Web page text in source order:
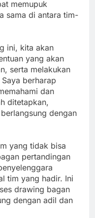
memupuk
sama di antara tim-
ini, kita akan
yang akan
serta melakukan
berharap
dan
ditetapkan,
dengan
yang tidak bisa
pertandingan
tim yang hadir. Ini
drawing bagan
dengan adil dan